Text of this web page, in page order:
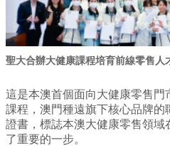
聖大合辦大健康課程培育前線零售人
這是本澳首個面向大健康零售
課程，澳門種遠旗下核心品牌
證書，標誌本澳大健康零售領
了重要的一步。